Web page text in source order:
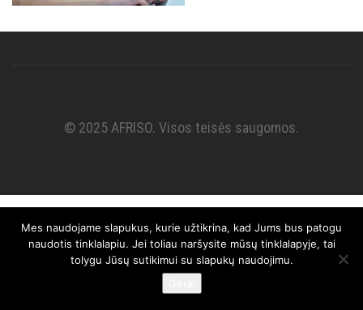
© 2025 AFRISO. Visos teisės saugomos.
Mes naudojame slapukus, kurie užtikrina, kad Jums bus patogu
naudotis tinklalapiu. Jei toliau naršysite mūsų tinklalapyje, tai
tolygu Jūsų sutikimui su slapukų naudojimu.